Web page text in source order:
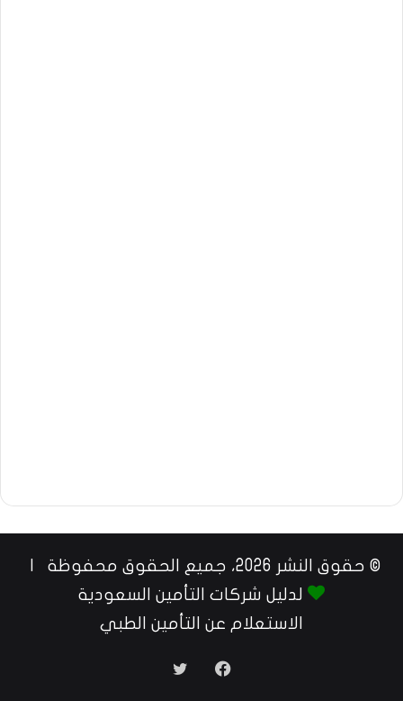
© حقوق النشر 2026، جميع الحقوق محفوظة |
لدليل شركات التأمين السعودية
الاستعلام عن التأمين الطبي
فيسبوك